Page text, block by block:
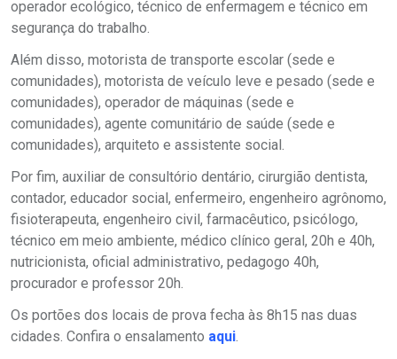
operador ecológico, técnico de enfermagem e técnico em
segurança do trabalho.
Além disso, motorista de transporte escolar (sede e
comunidades), motorista de veículo leve e pesado (sede e
comunidades), operador de máquinas (sede e
comunidades), agente comunitário de saúde (sede e
comunidades), arquiteto e assistente social.
Por fim, auxiliar de consultório dentário, cirurgião dentista,
contador, educador social, enfermeiro, engenheiro agrônomo,
fisioterapeuta, engenheiro civil, farmacêutico, psicólogo,
técnico em meio ambiente, médico clínico geral, 20h e 40h,
nutricionista, oficial administrativo, pedagogo 40h,
procurador e professor 20h.
Os portões dos locais de prova fecha às 8h15 nas duas
cidades. Confira o ensalamento aqui.